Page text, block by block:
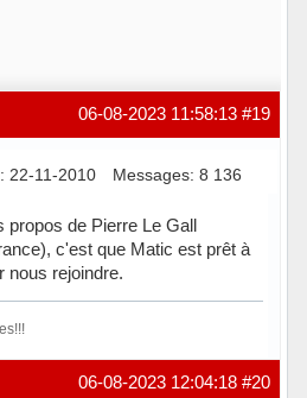
#19
06-08-2023 11:58:13
22-11-2010 Messages: 8 136
propos de Pierre Le Gall
c'est que Matic est prêt à
nous rejoindre.
#20
06-08-2023 12:04:18